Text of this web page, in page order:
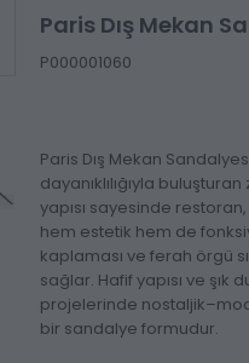
Paris Dış Mekan
P000001060
Paris Dış Mekan
dayanıklılığıyla
yapısı sayesinde
hem estetik hem de
kaplaması ve ferah örgü
sağlar. Hafif yapısı ve
projelerinde
bir sandalye formudur.